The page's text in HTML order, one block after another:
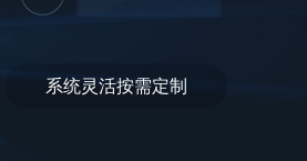
系统灵活按需定制